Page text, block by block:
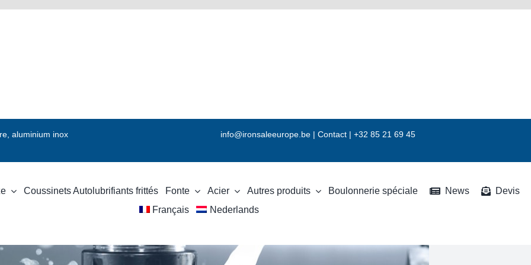
aluminium inox info@ironsaleeurope.be| Contact | +32 85 21 69 45
Coussinets Autolubrifiants frittés Fonte Acier Autres produits Boulonnerie spéciale News
Devis
Français
Nederlands